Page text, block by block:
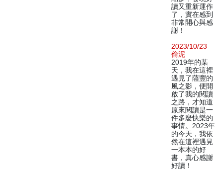
讀又重新運作
了，實在感到
非常開心與感
謝！
2023/10/23
偷泥
2019年的某
天，我在這裡
遇見了薩豐的
風之影，便開
啟了我的閱讀
之路，才知道
原來閱讀是一
件多麼快樂的
事情。2023年
的今天，我依
然在這裡遇見
一本本的好
書，真心感謝
好讀！